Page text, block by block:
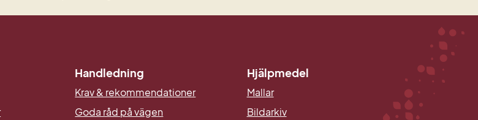
Handledning
Krav & rekommendationer
Goda råd på vägen
Hjälpmedel
Mallar
BildarkivLänk till annan webbplats.